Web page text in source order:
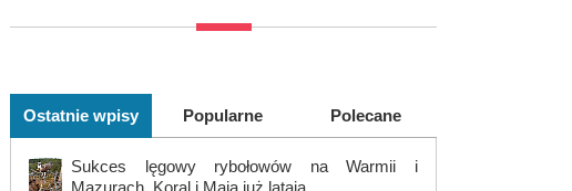
Ostatnie wpisy Popularne Polecane
Sukces lęgowy rybołowów na Warmii i
Mazurach. Koral i Maja już latają